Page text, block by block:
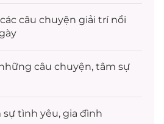
câu chuyện giải trínổi
câu chuyện, tâm sự
sự tình yêu, gia đình